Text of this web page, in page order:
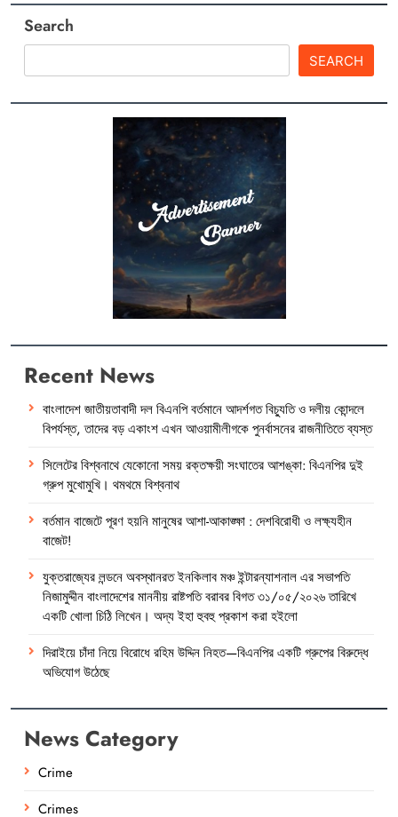
Search
SEARCH
Recent News
বাংলাদেশ জাতীয়তাবাদী দল বিএনপি বর্তমানে আদর্শগত বিচ্যুতি ও দলীয় কোন্দলে
বিপর্যস্ত, তাদের বড় একাংশ এখন আওয়ামীলীগকে পুনর্বাসনের রাজনীতিতে ব্যস্ত
সিলেটের বিশ্বনাথে যেকোনো সময় রক্তক্ষয়ী সংঘাতের আশঙ্কা: বিএনপির দুই
গ্রুপ মুখোমুখি। থমথমে বিশ্বনাথ
বর্তমান বাজেটে পূরণ হয়নি মানুষের আশা-আকাঙ্ক্ষা : দেশবিরোধী ও লক্ষ্যহীন
বাজেট!
যুক্তরাজ্যের লন্ডনে অবস্থানরত ইনকিলাব মঞ্চ ইন্টারন্যাশনাল এর সভাপতি
নিজামুদ্দীন বাংলাদেশের মাননীয় রাষ্টপতি বরাবর বিগত ৩১/০৫/২০২৬ তারিখে
একটি খোলা চিঠি লিখেন। অদ্য ইহা হুবহু প্রকাশ করা হইলো
দিরাইয়ে চাঁদা নিয়ে বিরোধে রহিম উদ্দিন নিহত—বিএনপির একটি গ্রুপের বিরুদ্ধে
অভিযোগ উঠেছে
News Category
Crime
Crimes